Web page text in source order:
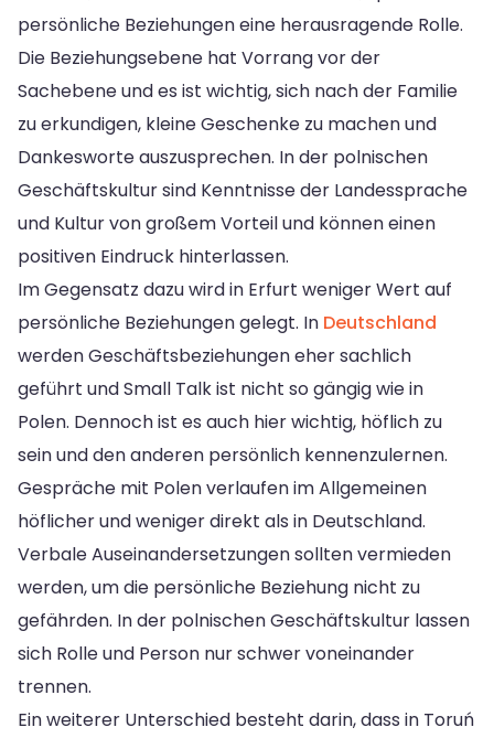
persönliche Beziehungen eine herausragende Rolle.
Die Beziehungsebene hat Vorrang vor der
Sachebene und es ist wichtig, sich nach der Familie
zu erkundigen, kleine Geschenke zu machen und
Dankesworte auszusprechen. In der polnischen
Geschäftskultur sind Kenntnisse der Landessprache
und Kultur von großem Vorteil und können einen
positiven Eindruck hinterlassen.
Im Gegensatz dazu wird in Erfurt weniger Wert auf
persönliche Beziehungen gelegt. In Deutschland
werden Geschäftsbeziehungen eher sachlich
geführt und Small Talk ist nicht so gängig wie in
Polen. Dennoch ist es auch hier wichtig, höflich zu
sein und den anderen persönlich kennenzulernen.
Gespräche mit Polen verlaufen im Allgemeinen
höflicher und weniger direkt als in Deutschland.
Verbale Auseinandersetzungen sollten vermieden
werden, um die persönliche Beziehung nicht zu
gefährden. In der polnischen Geschäftskultur lassen
sich Rolle und Person nur schwer voneinander
trennen.
Ein weiterer Unterschied besteht darin, dass in Toruń